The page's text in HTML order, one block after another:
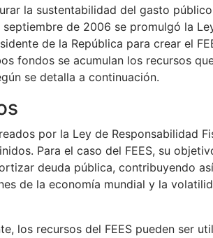
la sustentabilidad del gasto
de 2006 se promulgó la
de la República para crear el
fondos se acumulan los recursos
se detalla a continuación.
por la Ley de Responsabilidad
Para el caso del FEES, su
deuda pública, contribuyendo
de la economía mundial y la
los recursos del FEES pueden ser